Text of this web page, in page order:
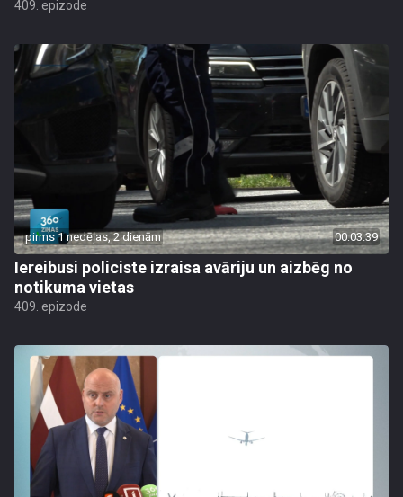
409. epizode
pirms 1 nedēļas, 2 dienām 00:03:39
Iereibusi policiste izraisa avāriju un aizbēg no
notikuma vietas
409. epizode